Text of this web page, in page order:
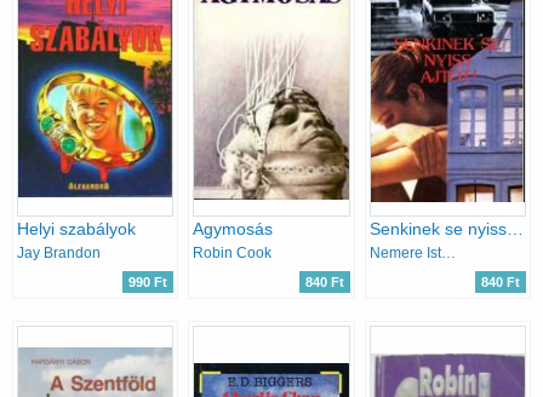
Helyi szabályok
Jay Brandon
990 Ft
Agymosás
Robin Cook
840 Ft
Senkinek se nyiss ajtót!
Nemere István
840 Ft